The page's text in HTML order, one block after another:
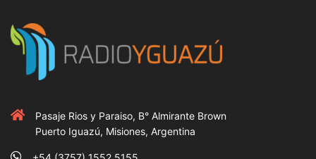
Pasaje Rios y Paraiso, B° Almirante Brown
Puerto Iguazú, Misiones, Argentina